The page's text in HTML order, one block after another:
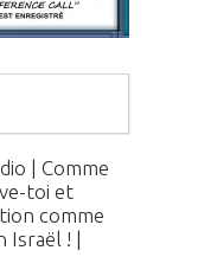
| Comme
toi et
comme
Israël ! |